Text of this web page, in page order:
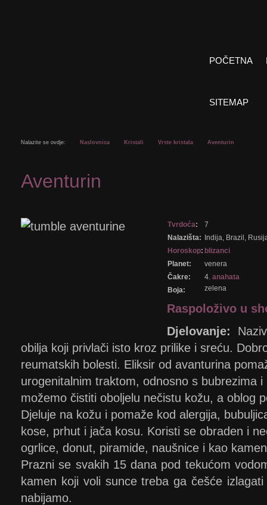
POČETNA
SITEMAP
Nalazite se ovdje: Naslovnica Kristali Vrste kristala Aventurin
Aventurin
Tvrdoća:
7
Nalazišta:
Indija, Brazil,
Horoskop: blizanci
Planet:
venera
Čakre:
4. anahata
Boja:
zelena
Raspoloživo u
Djelovanje:
obilja koji privlači isto kroz prilike i sreću.
reumatskih bolesti. Eliksir od avanturina
urogenitalnim traktom, odnosno s bubrezima
možemo čistiti oboljelu nečistu kožu, a oblog
Djeluje na kožu i pomaže kod alergija,
kose, prhut i jača kosu. Koristi se obraden i
ogrlice, donut, piramide, naušnice i kao
Prazni se svakih 15 dana pod tekućom
kamen koji voli sunce treba ga češće
nabijamo.